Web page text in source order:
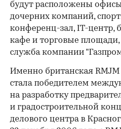
будут расположены
дочерних компаний,
конференц-зал, IT-центр,
кафе и торговые площади,
служба компании
Именно британская RMJM
стала победителем
на разработку
и градостроительной
делового центра в